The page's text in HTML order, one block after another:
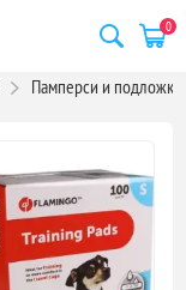
0
Памперси и подложки